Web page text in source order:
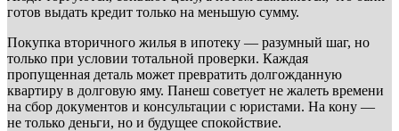
готов выдать кредит только на меньшую сумму.
Покупка вторичного жилья в ипотеку — разумный шаг, но
только при условии тотальной проверки. Каждая
пропущенная деталь может превратить долгожданную
квартиру в долговую яму. Панеш советует не жалеть времени
на сбор документов и консультации с юристами. На кону —
не только деньги, но и будущее спокойствие.